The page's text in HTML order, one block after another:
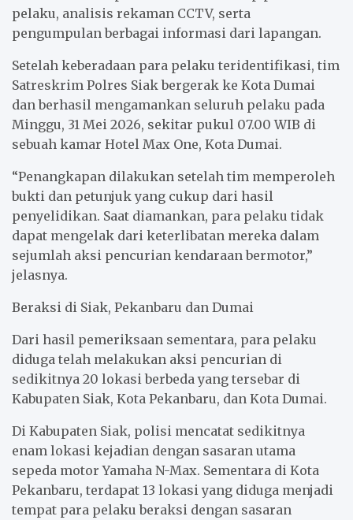
pelaku, analisis rekaman CCTV, serta
pengumpulan berbagai informasi dari lapangan.
Setelah keberadaan para pelaku teridentifikasi, tim
Satreskrim Polres Siak bergerak ke Kota Dumai
dan berhasil mengamankan seluruh pelaku pada
Minggu, 31 Mei 2026, sekitar pukul 07.00 WIB di
sebuah kamar Hotel Max One, Kota Dumai.
“Penangkapan dilakukan setelah tim memperoleh
bukti dan petunjuk yang cukup dari hasil
penyelidikan. Saat diamankan, para pelaku tidak
dapat mengelak dari keterlibatan mereka dalam
sejumlah aksi pencurian kendaraan bermotor,”
jelasnya.
Beraksi di Siak, Pekanbaru dan Dumai
Dari hasil pemeriksaan sementara, para pelaku
diduga telah melakukan aksi pencurian di
sedikitnya 20 lokasi berbeda yang tersebar di
Kabupaten Siak, Kota Pekanbaru, dan Kota Dumai.
Di Kabupaten Siak, polisi mencatat sedikitnya
enam lokasi kejadian dengan sasaran utama
sepeda motor Yamaha N-Max. Sementara di Kota
Pekanbaru, terdapat 13 lokasi yang diduga menjadi
tempat para pelaku beraksi dengan sasaran